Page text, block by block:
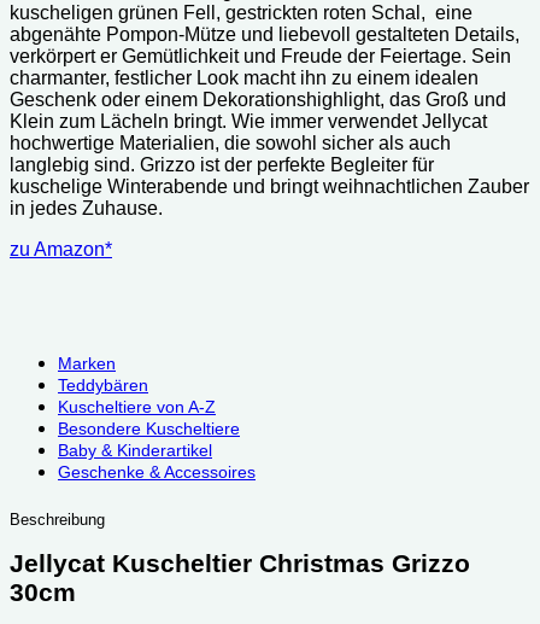
kuscheligen grünen Fell, gestrickten roten Schal, eine
abgenähte Pompon-Mütze und liebevoll gestalteten Details,
verkörpert er Gemütlichkeit und Freude der Feiertage. Sein
charmanter, festlicher Look macht ihn zu einem idealen
Geschenk oder einem Dekorationshighlight, das Groß und
Klein zum Lächeln bringt. Wie immer verwendet Jellycat
hochwertige Materialien, die sowohl sicher als auch
langlebig sind. Grizzo ist der perfekte Begleiter für
kuschelige Winterabende und bringt weihnachtlichen Zauber
in jedes Zuhause.
zu Amazon*
Marken
Teddybären
Kuscheltiere von A-Z
Besondere Kuscheltiere
Baby & Kinderartikel
Geschenke & Accessoires
Beschreibung
Jellycat Kuscheltier Christmas Grizzo
30cm